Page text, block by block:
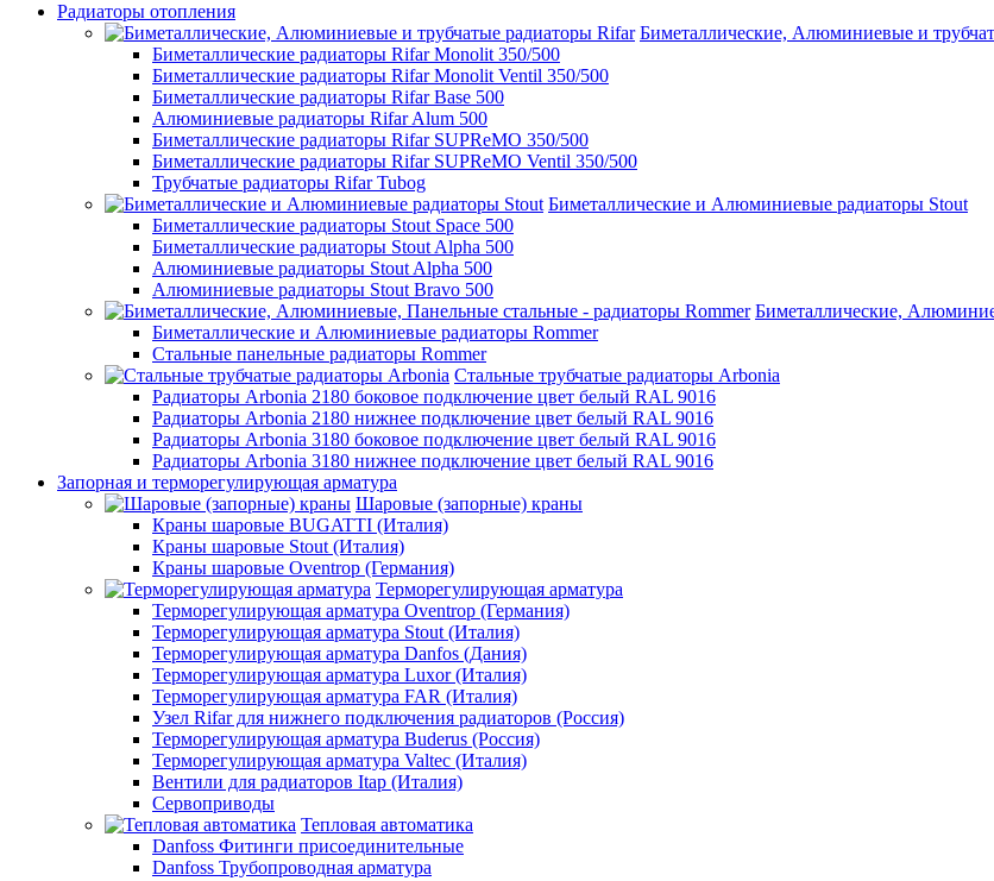
Радиаторы отопления
Биметаллические, Алюминиевые и
Биметаллические радиаторы Rifar Monolit 350/500
Биметаллические радиаторы Rifar Monolit Ventil 350/500
Биметаллические радиаторы Rifar Base 500
Алюминиевые радиаторы Rifar Alum 500
Биметаллические радиаторы Rifar SUPReMO 350/500
Биметаллические радиаторы Rifar SUPReMO Ventil 350/500
Трубчатые радиаторы Rifar Tubog
Биметаллические и Алюминиевые радиаторы Stout
Биметаллические радиаторы Stout Space 500
Биметаллические радиаторы Stout Alpha 500
Алюминиевые радиаторы Stout Alpha 500
Алюминиевые радиаторы Stout Bravo 500
Биметаллические,
Биметаллические и Алюминиевые радиаторы Rommer
Стальные панельные радиаторы Rommer
Стальные трубчатые радиаторы Arbonia
Радиаторы Arbonia 2180 боковое подключение цвет белый RAL 9016
Радиаторы Arbonia 2180 нижнее подключение цвет белый RAL 9016
Радиаторы Arbonia 3180 боковое подключение цвет белый RAL 9016
Радиаторы Arbonia 3180 нижнее подключение цвет белый RAL 9016
Запорная и терморегулирующая арматура
Шаровые (запорные) краны
Краны шаровые BUGATTI (Италия)
Краны шаровые Stout (Италия)
Краны шаровые Oventrop (Германия)
Терморегулирующая арматура
Терморегулирующая арматура Oventrop (Германия)
Терморегулирующая арматура Stout (Италия)
Терморегулирующая арматура Danfos (Дания)
Терморегулирующая арматура Luxor (Италия)
Терморегулирующая арматура FAR (Италия)
Узел Rifar для нижнего подключения радиаторов (Россия)
Терморегулирующая арматура Buderus (Россия)
Терморегулирующая арматура Valtec (Италия)
Вентили для радиаторов Itap (Италия)
Сервоприводы
Тепловая автоматика
Danfoss Фитинги присоединительные
Danfoss Трубопроводная арматура